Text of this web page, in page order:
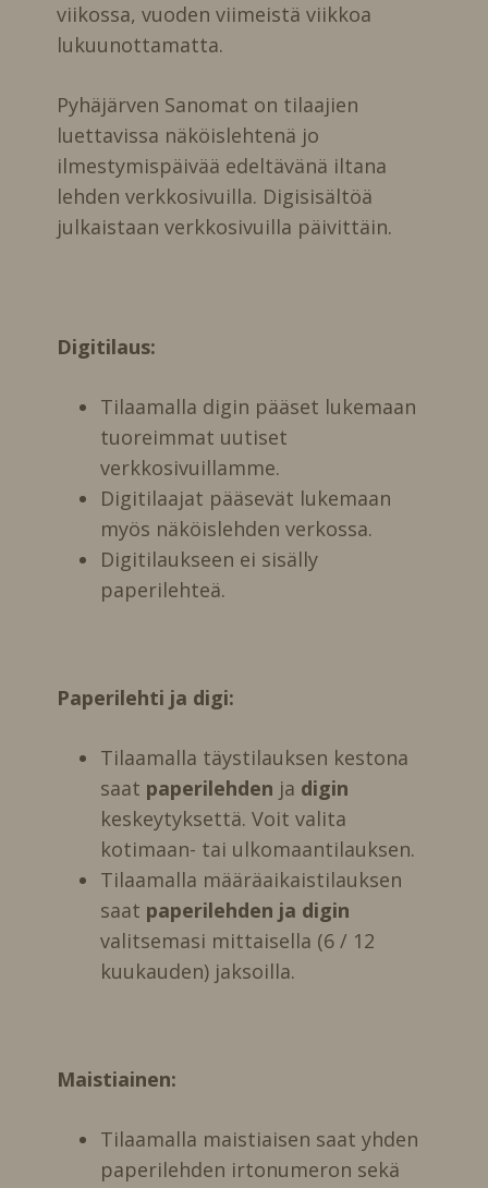
viikossa, vuoden viimeistä viikkoa
lukuunottamatta.
Pyhäjärven Sanomat on tilaajien
luettavissa näköislehtenä jo
ilmestymispäivää edeltävänä iltana
lehden verkkosivuilla. Digisisältöä
julkaistaan verkkosivuilla päivittäin.
Digitilaus:
Tilaamalla digin pääset lukemaan
tuoreimmat uutiset
verkkosivuillamme.
Digitilaajat pääsevät lukemaan
myös näköislehden verkossa.
Digitilaukseen ei sisälly
paperilehteä.
Paperilehti ja digi:
Tilaamalla täystilauksen kestona
saat paperilehden ja digin
keskeytyksettä. Voit valita
kotimaan- tai ulkomaantilauksen.
Tilaamalla määräaikaistilauksen
saat paperilehden ja digin
valitsemasi mittaisella (6 / 12
kuukauden) jaksoilla.
Maistiainen:
Tilaamalla maistiaisen saat yhden
paperilehden irtonumeron sekä